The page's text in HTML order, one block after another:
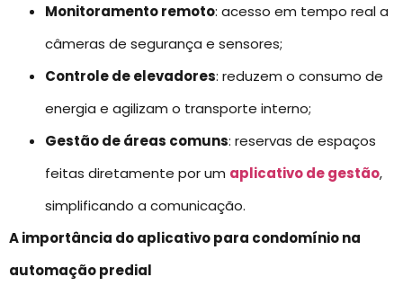
Monitoramento remoto: acesso em tempo real a
câmeras de segurança e sensores;
Controle de elevadores: reduzem o consumo de
energia e agilizam o transporte interno;
Gestão de áreas comuns: reservas de espaços
feitas diretamente por um aplicativo de gestão,
simplificando a comunicação.
A importância do aplicativo para condomínio na
automação predial